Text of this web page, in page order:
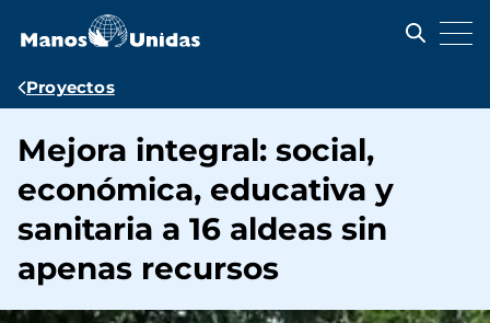
contenido
Ruta
navegación
Proyectos
Mejora integral: social,
económica, educativa y
sanitaria a 16 aldeas sin
apenas recursos